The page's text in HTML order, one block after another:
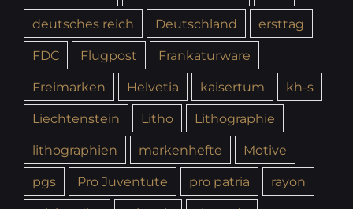
deutsches reich
Deutschland
ersttag
FDC
Flugpost
Frankaturware
Freimarken
Helvetia kaisertum
kh-s
Liechtenstein
Litho
Lithographie
lithographien
markenhefte
Motive
pgs
Pro Juventute pro patria
rayon